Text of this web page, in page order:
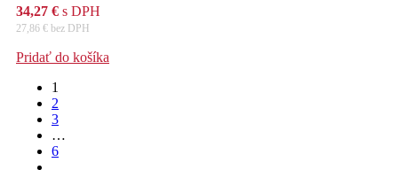
34,27 € s DPH
27,86 € bez DPH
Pridať do košíka
1
2
3
…
6